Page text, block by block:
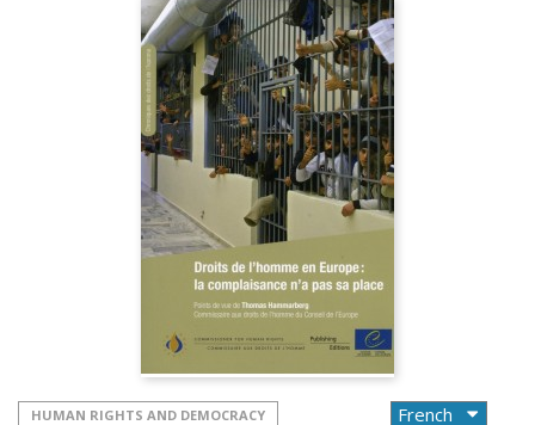
HUMAN RIGHTS AND DEMOCRACY